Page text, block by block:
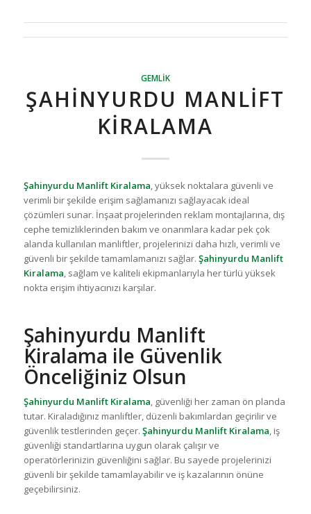
GEMLIK
ŞAHINYURDU MANLIFT
KIRALAMA
Şahinyurdu Manlift Kiralama, yüksek noktalara güvenli ve
verimli bir şekilde erişim sağlamanızı sağlayacak ideal
çözümleri sunar. İnşaat projelerinden reklam montajlarına, dış
cephe temizliklerinden bakım ve onarımlara kadar pek çok
alanda kullanılan manliftler, projelerinizi daha hızlı, verimli ve
güvenli bir şekilde tamamlamanızı sağlar. Şahinyurdu Manlift
Kiralama, sağlam ve kaliteli ekipmanlarıyla her türlü yüksek
nokta erişim ihtiyacınızı karşılar.
Şahinyurdu Manlift
Kiralama ile Güvenlik
Önceliğiniz Olsun
Şahinyurdu Manlift Kiralama, güvenliği her zaman ön planda
tutar. Kiraladığınız manliftler, düzenli bakımlardan geçirilir ve
güvenlik testlerinden geçer. Şahinyurdu Manlift Kiralama, iş
güvenliği standartlarına uygun olarak çalışır ve
operatörlerinizin güvenliğini sağlar. Bu sayede projelerinizi
güvenli bir şekilde tamamlayabilir ve iş kazalarının önüne
geçebilirsiniz.